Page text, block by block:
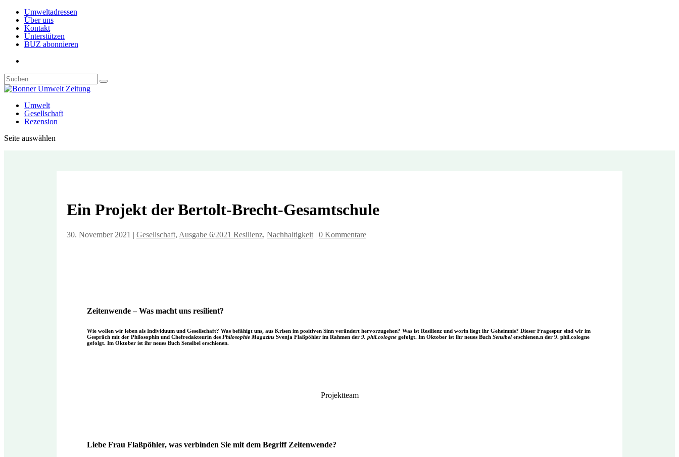
Umweltadressen
Über uns
Kontakt
Unterstützen
BUZ abonnieren
Umwelt
Gesellschaft
Rezension
Seite auswählen
Ein Projekt der Bertolt-Brecht-Gesamtschule
30. November 2021 | Gesellschaft, Ausgabe 6/2021 Resilienz, Nachhaltigkeit | 0 Kommentare
Zeitenwende – Was macht uns resilient?
Wie wollen wir leben als Individuum und Gesellschaft? Was befähigt uns, aus Krisen im positiven Sinn verändert hervorzugehen? Was ist Resilienz und worin liegt ihr Geheimnis? Dieser Fragespur sind wir im
Gespräch mit der Philosophin und Chefredakteurin des Philosophie Magazins Svenja Flaßpöhler im Rahmen der 9. phil.cologne gefolgt. Im Oktober ist ihr neues Buch Sensibel erschienen.n der 9. phil.cologne
gefolgt. Im Oktober ist ihr neues Buch Sensibel erschienen.
Projektteam
Liebe Frau Flaßpöhler, was verbinden Sie mit dem Begriff Zeitenwende?